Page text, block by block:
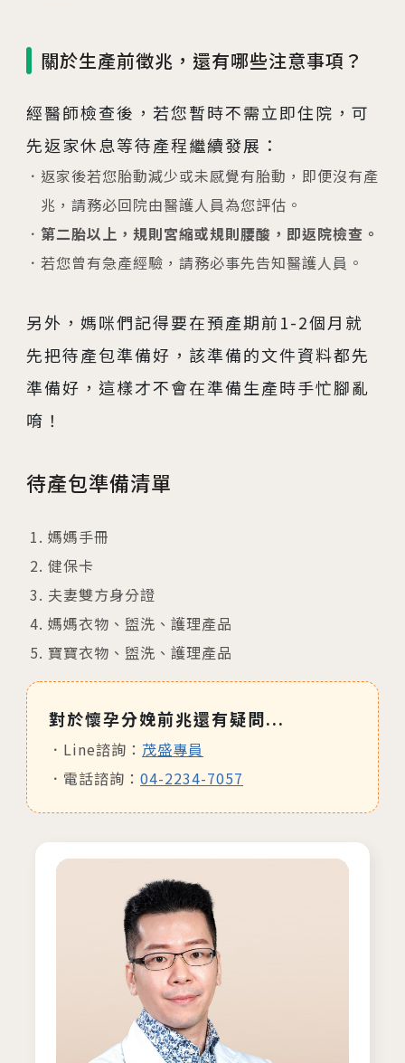
關於生產前徵兆，還有哪些注意事項？
經醫師檢查後，若您暫時不需立即住院，可
先返家休息等待產程繼續發展：
返家後若您胎動減少或未感覺有胎動，即便沒有產
兆，請務必回院由醫護人員為您評估。
第二胎以上，規則宮縮或規則腰酸，即返院檢查。
若您曾有急產經驗，請務必事先告知醫護人員。
另外，媽咪們記得要在預產期前1-2個月就
先把待產包準備好，該準備的文件資料都先
準備好，這樣才不會在準備生產時手忙腳亂
唷！
待產包準備清單
媽媽手冊
健保卡
夫妻雙方身分證
媽媽衣物、盥洗、護理產品
寶寶衣物、盥洗、護理產品
對於懷孕分娩前兆還有疑問...
Line諮詢： 茂盛專員
電話諮詢： 04-2234-7057